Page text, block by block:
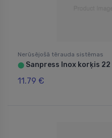
Nerūsējošā tērauda sistēmas
⬤ Sanpress Inox korķis 22
11.79 €